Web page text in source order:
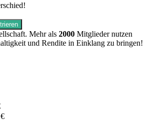
Mehr als 2000 Mitglieder nutzen
und Rendite in Einklang zu bringen!